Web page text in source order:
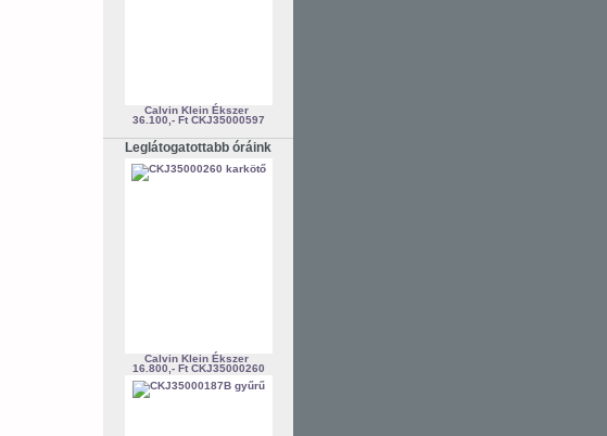
Calvin Klein Ékszer
36.100,- Ft CKJ35000597
Leglátogatottabb óráink
Calvin Klein Ékszer
16.800,- Ft CKJ35000260